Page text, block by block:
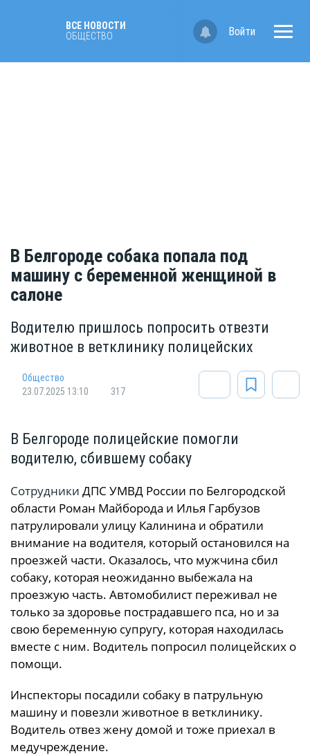
ВСЕ НОВОСТИ
ОБЩЕСТВО
Войти
В Белгороде собака попала под
машину с беременной женщиной в
салоне
Водителю пришлось попросить отвезти
животное в ветклинику полицейских
Общество
23.07.2025 13:10
317
В Белгороде полицейские помогли
водителю, сбившему собаку
Сотрудники ДПС УМВД России по Белгородской
области Роман Майборода и Илья Гарбузов
патрулировали улицу Калинина и обратили
внимание на водителя, который остановился на
проезжей части. Оказалось, что мужчина сбил
собаку, которая неожиданно выбежала на
проезжую часть. Автомобилист переживал не
только за здоровье пострадавшего пса, но и за
свою беременную супругу, которая находилась
вместе с ним. Водитель попросил полицейских о
помощи.
Инспекторы посадили собаку в патрульную
машину и повезли животное в ветклинику.
Водитель отвез жену домой и тоже приехал в
медучреждение.